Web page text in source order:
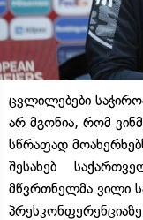
ცვლილებები
არ მგონია, რომ
სწრაფად
შესახებ
მწვრთნელმა ვილი
პრესკონფერენციაზე